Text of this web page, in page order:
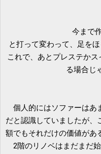
今まで
と打って変わって、足を
これで、あとプレステか
る場合じ
個人的にはソファーはあ
だと認識していましたが、
額でもそれだけの価値があ
2階のリノベはまだまだ